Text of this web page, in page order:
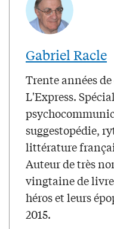
Gabriel Racle
Trente années
L'Express.
suggestopédie,
littérature
Auteur de très
vingtaine de
héros et leurs
2015.